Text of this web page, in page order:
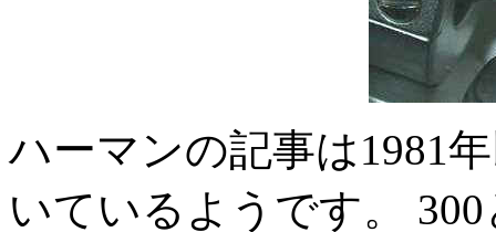
ハーマンの記事は1981
いているようです。